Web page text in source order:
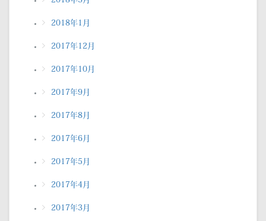
2018年1月
2017年12月
2017年10月
2017年9月
2017年8月
2017年6月
2017年5月
2017年4月
2017年3月